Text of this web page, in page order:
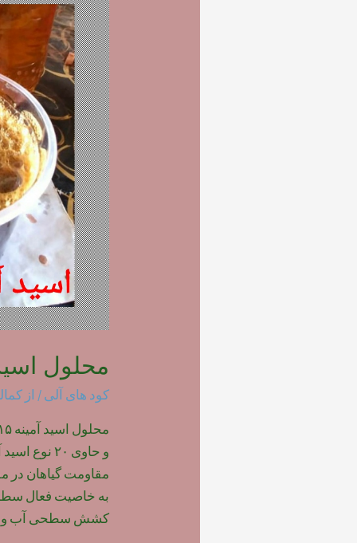
محلول
کود های آلی / از
مقاومت گیاهان در
به خاصیت فعال
کشش سطحی آب و